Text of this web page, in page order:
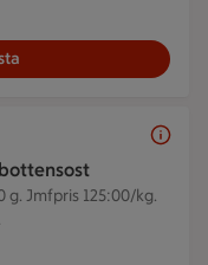
g. Jmfpris 125:00/kg.